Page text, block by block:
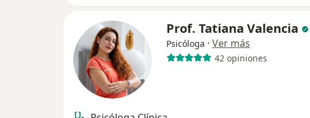
Prof. Tatiana Valencia
Psicóloga · Ver más
42 opiniones